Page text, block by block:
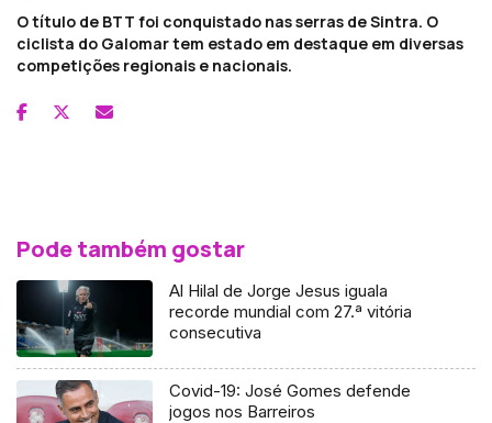
O título de BTT foi conquistado nas serras de Sintra. O
ciclista do Galomar tem estado em destaque em diversas
competições regionais e nacionais.
Pode também gostar
Al Hilal de Jorge Jesus iguala
recorde mundial com 27.ª vitória
consecutiva
Covid-19: José Gomes defende
jogos nos Barreiros